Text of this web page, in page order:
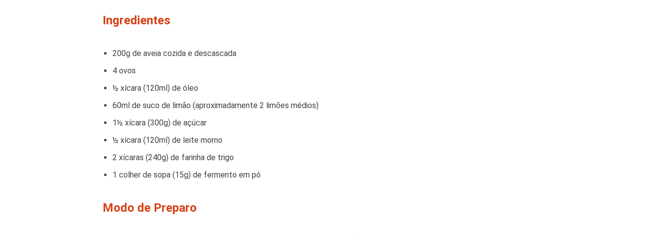
Ingredientes
200g de aveia cozida e descascada
4 ovos
½ xícara (120ml) de óleo
60ml de suco de limão (aproximadamente 2 limões médios)
1½ xícara (300g) de açúcar
½ xícara (120ml) de leite morno
2 xícaras (240g) de farinha de trigo
1 colher de sopa (15g) de fermento em pó
Modo de Preparo